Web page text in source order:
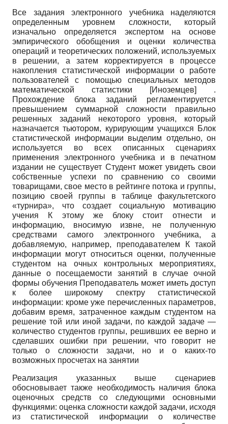
Все задания электронного учебника наделяются
определенным уровнем сложности, который
изначально определяется экспертом на основе
эмпирического обобщения и оценки количества
операций и теоретических положений, используемых
в решении, а затем корректируется в процессе
накопления статистической информации о работе
пользователей с помощью специальных методов
математической статистики
[Иноземцев]
.
Прохождение блока заданий регламентируется
превышением суммарной сложности правильно
решенных заданий некоторого уровня, который
назначается тьютором, курирующим учащихся Блок
статистической информации выделим отдельно, он
используется во всех описанных сценариях
применения электронного учебника и в печатном
издании не существует Студент может увидеть свои
собственные успехи по сравнению со своими
товарищами, свое место в рейтинге потока и группы,
позицию своей группы в таблице факультетского
«турнира», что создает социальную мотивацию
учения К этому же блоку стоит отнести и
информацию, вносимую извне, не полученную
средствами самого электронного учебника, а
добавляемую, например, преподавателем К такой
информации могут относиться оценки, полученные
студентом на очных контрольных мероприятиях,
данные о посещаемости занятий в случае очной
формы обучения Преподаватель может иметь доступ
к более широкому спектру статистической
информации: кроме уже перечисленных параметров,
добавим время, затраченное каждым студентом на
решение той или иной задачи, по каждой задаче —
количество студентов группы, решивших ее верно и
сделавших ошибки при решении, что говорит не
только о сложности задачи, но и о каких-то
возможных просчетах на занятии
Реализация указанных выше сценариев
обосновывает также необходимость наличия блока
оценочных средств со следующими основными
функциями: оценка сложности каждой задачи, исходя
из статистической информации о количестве